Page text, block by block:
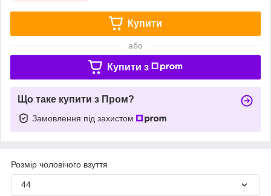
Купити
або
Купити з
Що таке купити з Пром?
Замовлення під захистом
Розмір чоловічого взуття
44